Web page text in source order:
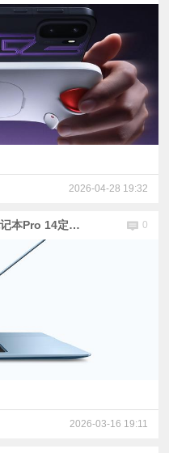
2026-04-28 19:32
终于要来了，小米新SU 7、小米笔记本Pro 14定档 | OPPO、vivo调价公告 0
2026-03-16 19:11